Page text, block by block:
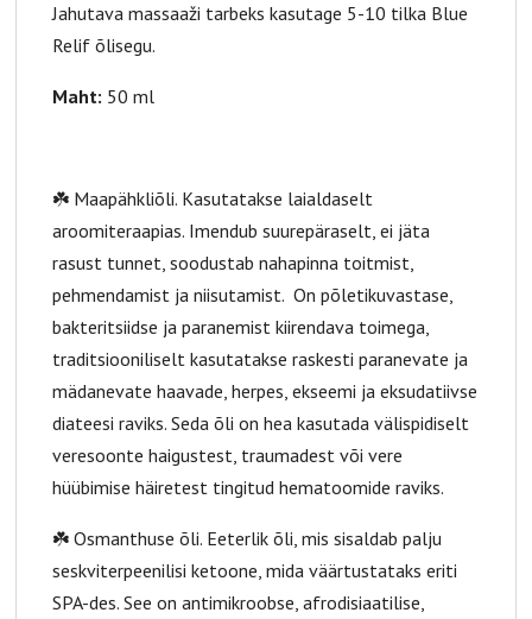
Jahutava massaaži tarbeks kasutage 5-10 tilka Blue
Relif õlisegu.
Maht: 50 ml
☘️ Maapähkliõli. Kasutatakse laialdaselt
aroomiteraapias. Imendub suurepäraselt, ei jäta
rasust tunnet, soodustab nahapinna toitmist,
pehmendamist ja niisutamist. On põletikuvastase,
bakteritsiidse ja paranemist kiirendava toimega,
traditsiooniliselt kasutatakse raskesti paranevate ja
mädanevate haavade, herpes, ekseemi ja eksudatiivse
diateesi raviks. Seda õli on hea kasutada välispidiselt
veresoonte haigustest, traumadest või vere
hüübimise häiretest tingitud hematoomide raviks.
☘️ Osmanthuse õli. Eeterlik õli, mis sisaldab palju
seskviterpeenilisi ketoone, mida väärtustataks eriti
SPA-des. See on antimikroobse, afrodisiaatilise,